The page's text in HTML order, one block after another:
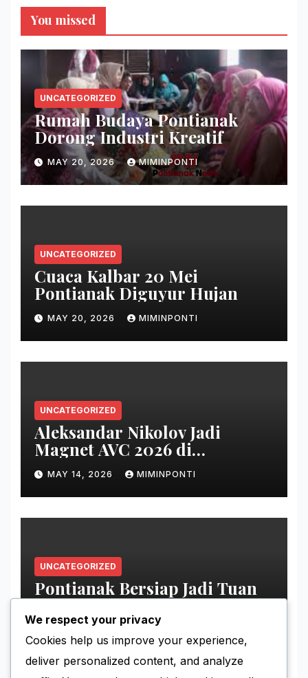
You missed
UNCATEGORIZED
Rumah Budaya Pontianak
Dorong Industri Kreatif
MAY 20, 2026 MIMINPONTI
UNCATEGORIZED
Cuaca Kalbar 20 Mei
Pontianak Diguyur Hujan
MAY 20, 2026 MIMINPONTI
UNCATEGORIZED
Aleksandar Nikolov Jadi
Magnet AVC 2026 di
Pontianak
MAY 14, 2026 MIMINPONTI
UNCATEGORIZED
Pontianak Bersiap Jadi Tuan
Rumah Ajang Voli Asia
We respect your privacy
Cookies help us improve your experience,
deliver personalized content, and analyze